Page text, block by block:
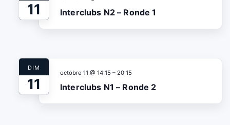
11 Interclubs N2 – Ronde 1
DIM
11 Interclubs N1 – Ronde 2
octobre 11 @ 14:15 – 20:15